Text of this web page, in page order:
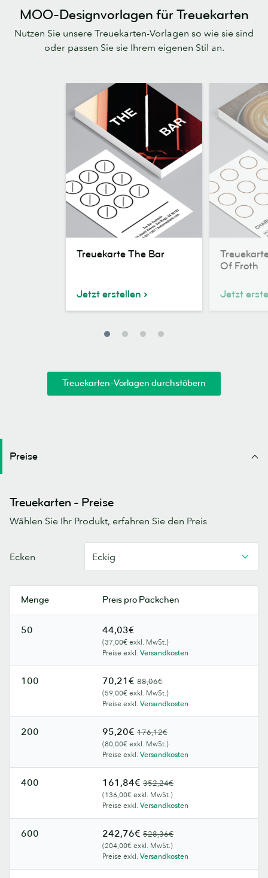
MOO-Designvorlagen für Treuekarten
Nutzen Sie unsere Treuekarten-Vorlagen so wie sie sind
oder passen Sie sie Ihrem eigenen Stil an.
TheTreuekarte The Bar
Jetzt erstellen
For
The
Love
Of Froth
Jetzt
Treuekarten-Vorlagen durchstöbern
Preise
Treuekarten - Preise
Wählen Sie Ihr Produkt, erfahren Sie den Preis
Ecken Eckig
Menge Preis pro Päckchen
50 44,03€
(37,00€ exkl. MwSt.)
Preise exkl. Versandkosten
100 70,21€ 88,06€
(59,00€ exkl. MwSt.)
Preise exkl. Versandkosten
200 95,20€ 176,12€
(80,00€ exkl. MwSt.)
Preise exkl. Versandkosten
400 161,84€ 352,24€
(136,00€ exkl. MwSt.)
Preise exkl. Versandkosten
600 242,76€ 528,36€
(204,00€ exkl. MwSt.)
Preise exkl. Versandkosten